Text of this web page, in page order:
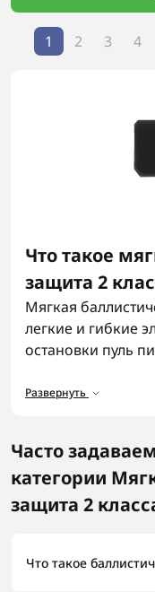
1 2 3 4
Что такое
защита 2
Мягкая
легкие и гибкие
остановки пуль
типа. Основу
класс, который
такой защитный
между
безопасностью.
Назначение
Развернуть
Часто
категории
защита 2
Что такое